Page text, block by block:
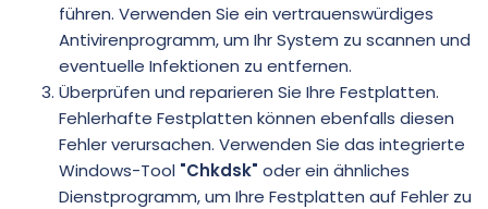
führen. Verwenden Sie ein vertrauenswürdiges
Antivirenprogramm, um Ihr System zu scannen und
eventuelle Infektionen zu entfernen.
Überprüfen und reparieren Sie Ihre Festplatten.
Fehlerhafte Festplatten können ebenfalls diesen
Fehler verursachen. Verwenden Sie das integrierte
Windows-Tool "Chkdsk" oder ein ähnliches
Dienstprogramm, um Ihre Festplatten auf Fehler zu